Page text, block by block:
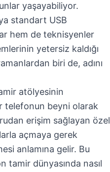
yaşayabiliyor.
standart USB
hem de teknisyenler
yetersiz kaldığı
biri de, adını
atölyesinin
telefonun beyni olarak
erişim sağlayan özel
açmaya gerek
anlamına gelir. Bu
tamir dünyasında nasıl